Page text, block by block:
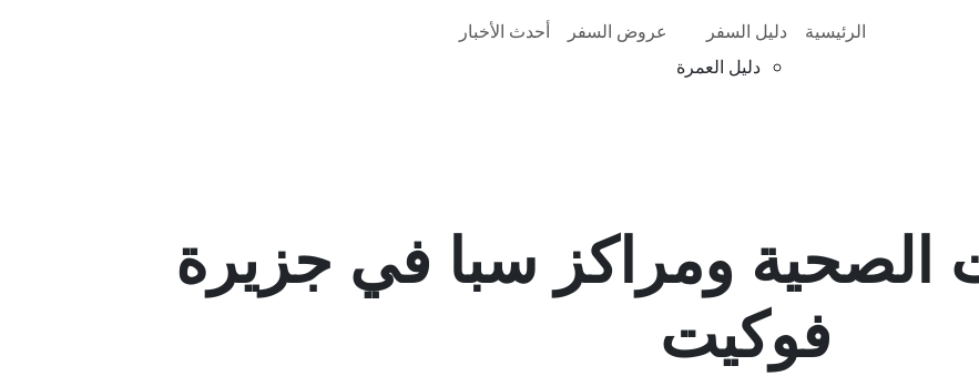
الرئيسية
دليل السفر
دليل العمرة
عروض السفر أحدث الأخبار
الصحية ومراكز سبا في جزيرة
فوكيت